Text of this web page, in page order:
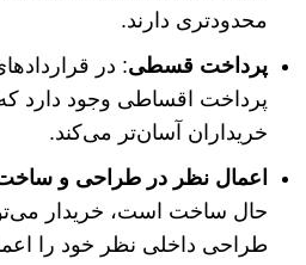
محدودتری دارند.
پرداخت قسطی: در
پرداخت اقساطی وجود دارد
خریداران آسان‌تر می‌کند.
اعمال نظر در طراحی و
حال ساخت است، خریدار
طراحی داخلی نظر خود را